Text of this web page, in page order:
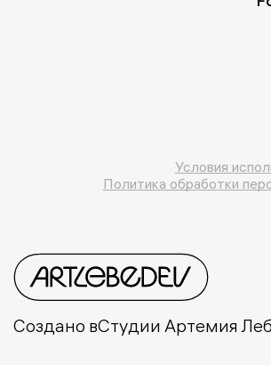
Условия
Политика обработки
Создано вСтудии Артемия